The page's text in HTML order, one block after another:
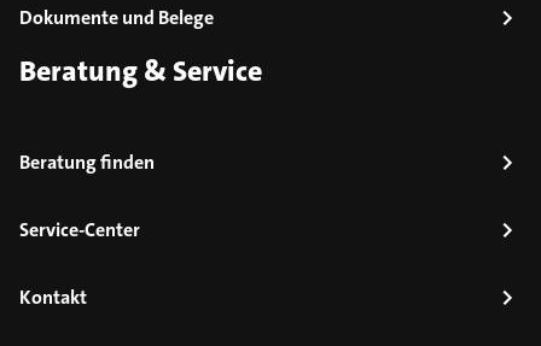
Dokumente und Belege
Beratung & Service
Beratung finden
Service-Center
Kontakt